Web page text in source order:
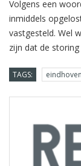
Volgens een
inmiddels
vastgesteld. Wel
zijn dat de
TAGS: